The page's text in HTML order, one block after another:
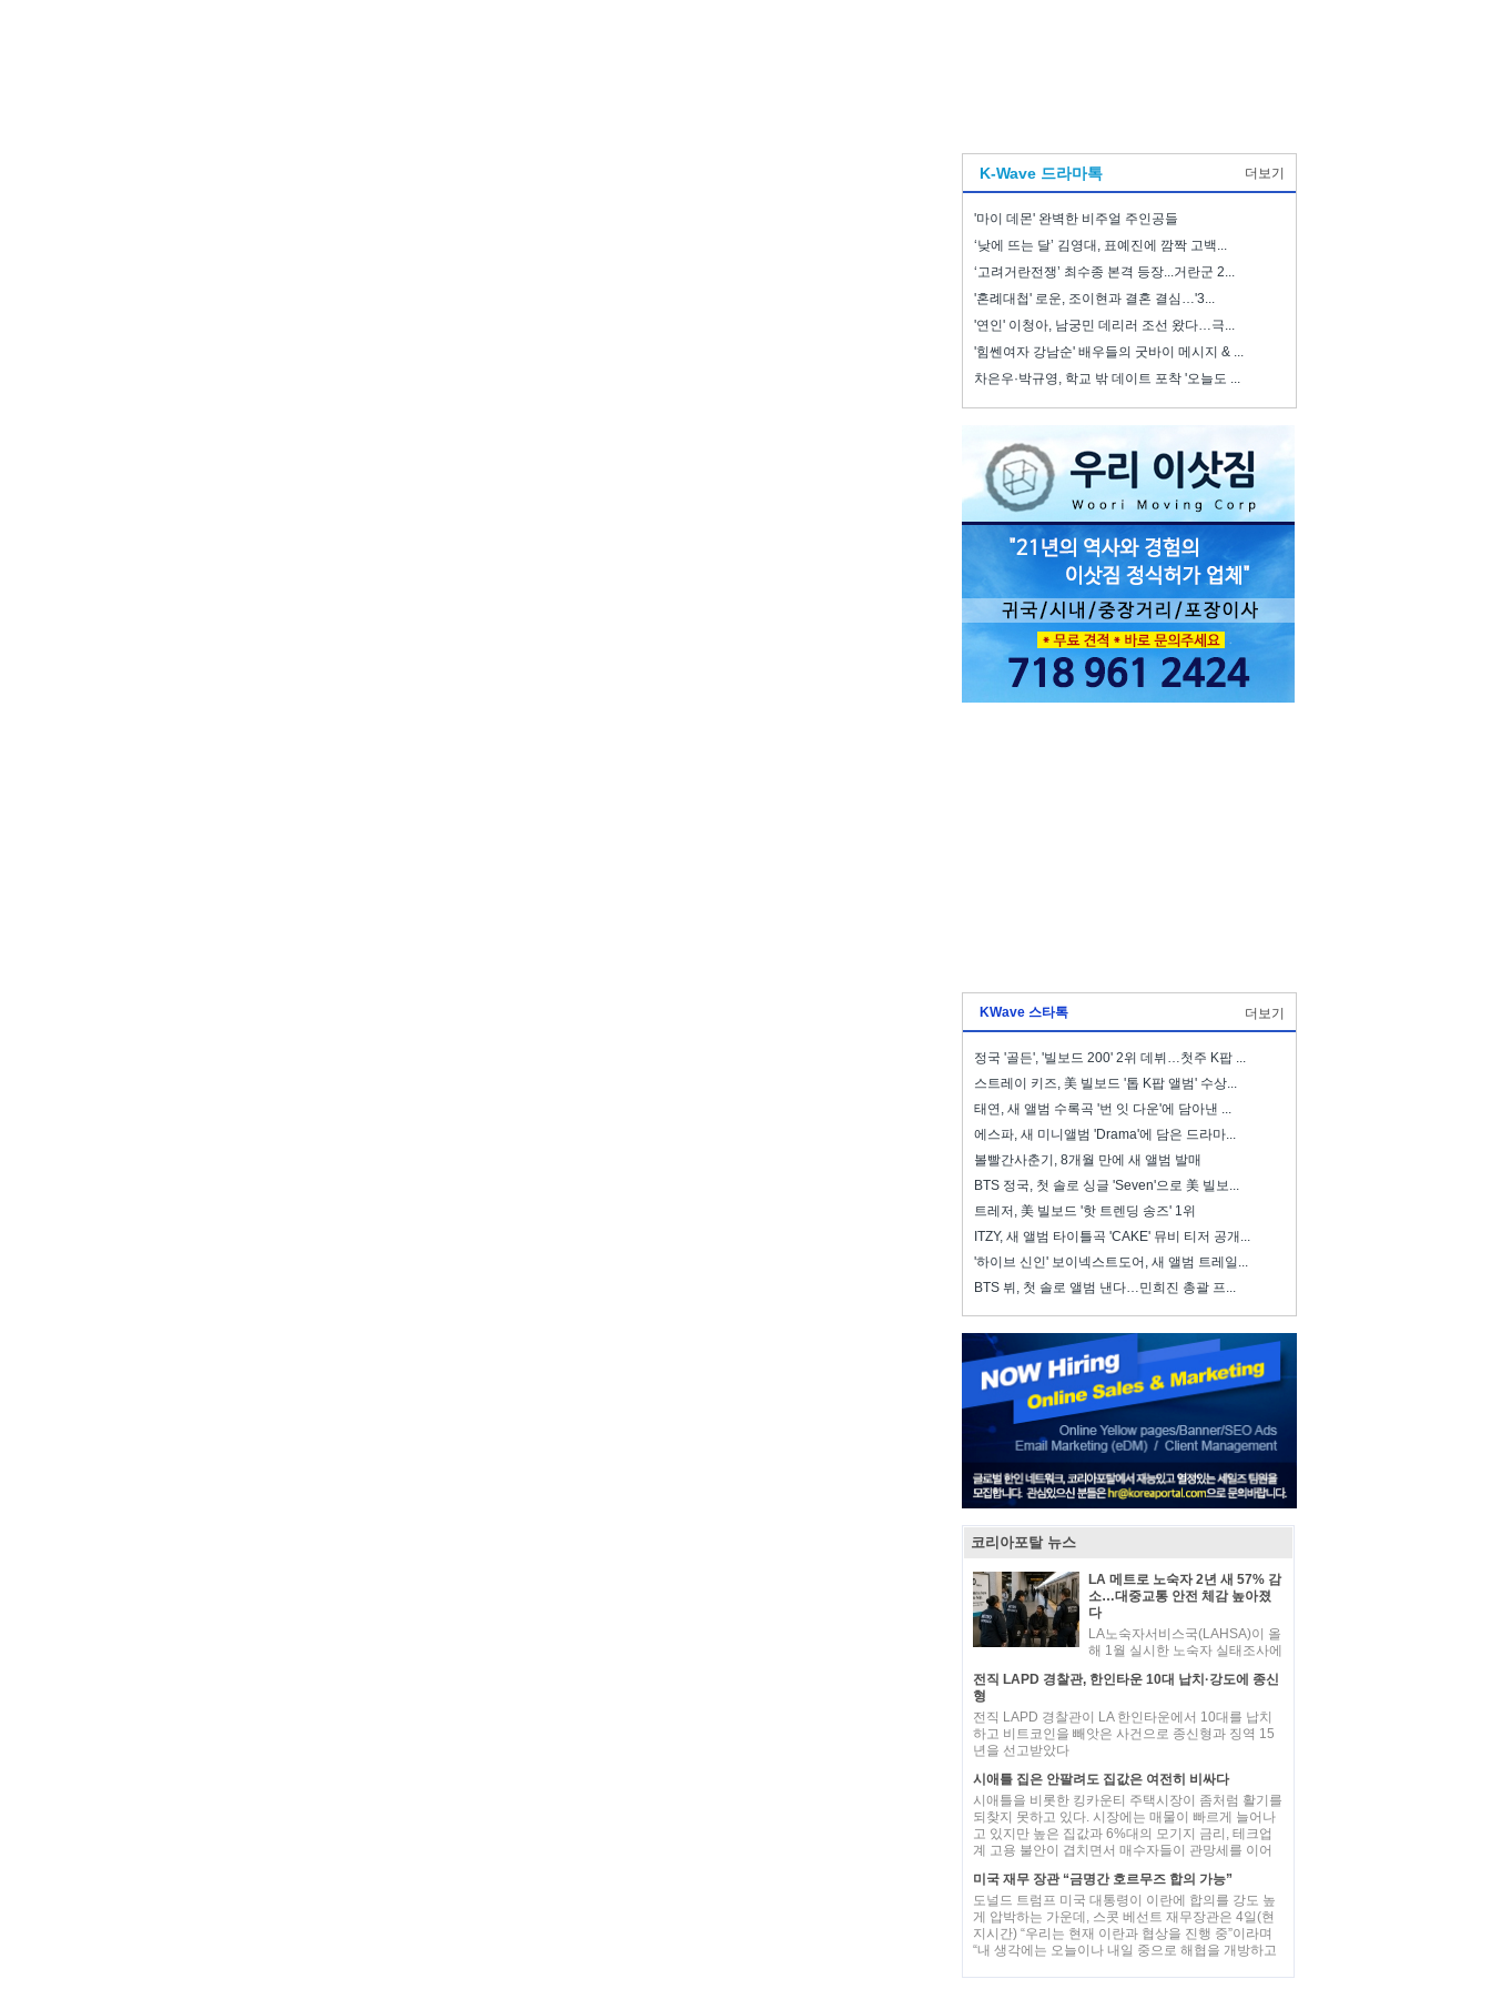
K-Wave 드라마톡 더보기
'마이 데몬' 완벽한 비주얼 주인공들
‘낮에 뜨는 달’ 김영대, 표예진에 깜짝 고백...
‘고려거란전쟁’ 최수종 본격 등장...거란군 2...
'혼례대첩' 로운, 조이현과 결혼 결심…'3...
'연인' 이청아, 남궁민 데리러 조선 왔다…극...
'힘쎈여자 강남순' 배우들의 굿바이 메시지 & ...
차은우·박규영, 학교 밖 데이트 포착 '오늘도 ...
KWave 스타톡 더보기
정국 '골든', '빌보드 200' 2위 데뷔…첫주 K팝 ...
스트레이 키즈, 美 빌보드 '톱 K팝 앨범' 수상...
태연, 새 앨범 수록곡 '번 잇 다운'에 담아낸 ...
에스파, 새 미니앨범 'Drama'에 담은 드라마...
볼빨간사춘기, 8개월 만에 새 앨범 발매
BTS 정국, 첫 솔로 싱글 'Seven'으로 美 빌보...
트레저, 美 빌보드 '핫 트렌딩 송즈' 1위
ITZY, 새 앨범 타이틀곡 'CAKE' 뮤비 티저 공개...
'하이브 신인' 보이넥스트도어, 새 앨범 트레일...
BTS 뷔, 첫 솔로 앨범 낸다…민희진 총괄 프...